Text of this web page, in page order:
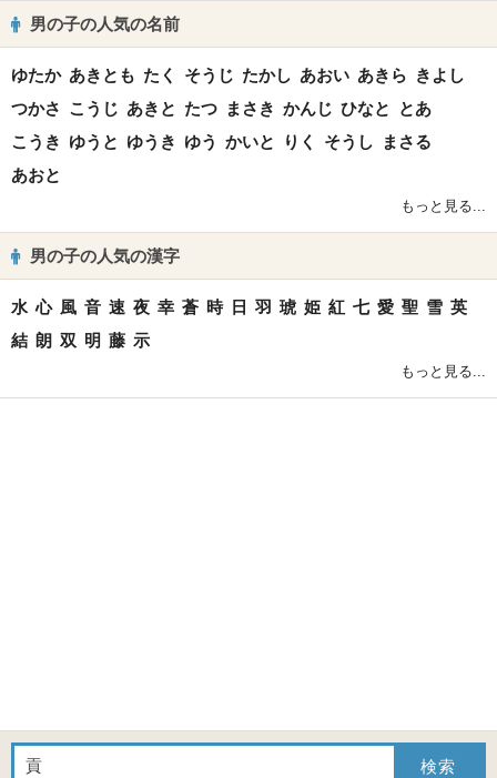
男の子の人気の名前
ゆたか あきとも たく そうじ たかし あおい あきら きよし
つかさ こうじ あきと たつ まさき かんじ ひなと
とあ
こうき ゆうと ゆうき ゆう かいと りく そうし
まさる
あおと
もっと見る...
男の子の人気の漢字
水 心 風 音 速 夜 幸 蒼 時 日 羽 琥 姫 紅 七 愛 聖 雪 英
結 朗 双 明 藤 示
もっと見る...